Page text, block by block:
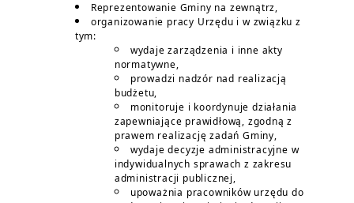
Reprezentowanie Gminy na zewnątrz,
organizowanie pracy Urzędu i w związku z
tym:
wydaje zarządzenia i inne akty
normatywne,
prowadzi nadzór nad realizacją
budżetu,
monitoruje i koordynuje działania
zapewniające prawidłową, zgodną z
prawem realizację zadań Gminy,
wydaje decyzje administracyjne w
indywidualnych sprawach z zakresu
administracji publicznej,
upoważnia pracowników urzędu do